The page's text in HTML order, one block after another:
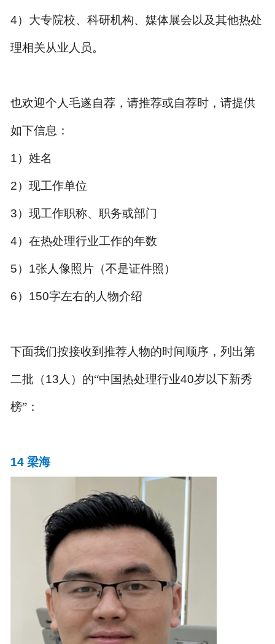
4）大专院校、科研机构、媒体展会以及其他热处
理相关从业人员。
也欢迎个人毛遂自荐，请推荐或自荐时，请提供
如下信息：
1）姓名
2）现工作单位
3）现工作职称、职务或部门
4）在热处理行业工作的年数
5） 1张人像照片（不是证件照）
6） 150字左右的人物介绍
下面我们按接收到推荐人物的时间顺序，列出第
二批（13 人）的“中国热处理行业40岁以下新秀
榜”：
14 梁海